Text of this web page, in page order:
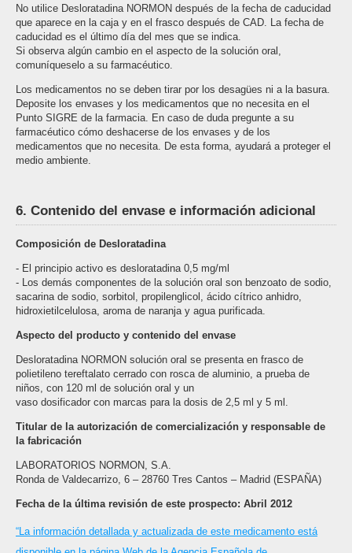
No utilice Desloratadina NORMON después de la fecha de caducidad
que aparece en la caja y en el frasco después de CAD. La fecha de
caducidad es el último día del mes que se indica.
Si observa algún cambio en el aspecto de la solución oral,
comuníqueselo a su farmacéutico.
Los medicamentos no se deben tirar por los desagües ni a la basura.
Deposite los envases y los medicamentos que no necesita en el
Punto SIGRE de la farmacia. En caso de duda pregunte a su
farmacéutico cómo deshacerse de los envases y de los
medicamentos que no necesita. De esta forma, ayudará a proteger el
medio ambiente.
6. Contenido del envase e información adicional
Composición de Desloratadina
- El principio activo es desloratadina 0,5 mg/ml
- Los demás componentes de la solución oral son benzoato de sodio,
sacarina de sodio, sorbitol, propilenglicol, ácido cítrico anhidro,
hidroxietilcelulosa, aroma de naranja y agua purificada.
Aspecto del producto y contenido del envase
Desloratadina NORMON solución oral se presenta en frasco de
polietileno tereftalato cerrado con rosca de aluminio, a prueba de
niños, con 120 ml de solución oral y un
vaso dosificador con marcas para la dosis de 2,5 ml y 5 ml.
Titular de la autorización de comercialización y responsable de
la fabricación
LABORATORIOS NORMON, S.A.
Ronda de Valdecarrizo, 6 – 28760 Tres Cantos – Madrid (ESPAÑA)
Fecha de la última revisión de este prospecto: Abril 2012
“La información detallada y actualizada de este medicamento está